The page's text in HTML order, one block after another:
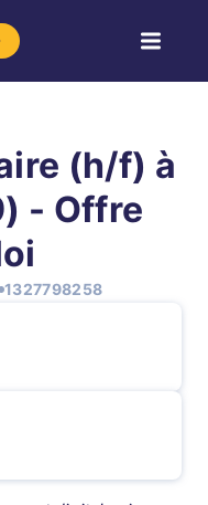
(h/f) à
- Offre
1327798258